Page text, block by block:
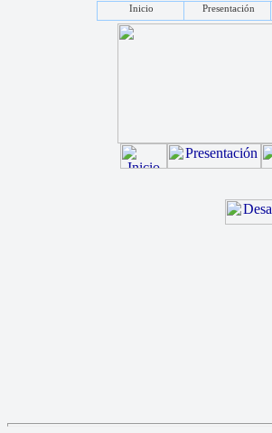
Inicio Presentación